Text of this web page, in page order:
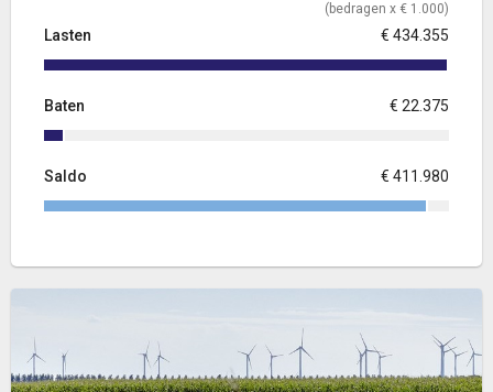
(bedragen x € 1.000)
Lasten € 434.355
Baten € 22.375
Saldo € 411.980